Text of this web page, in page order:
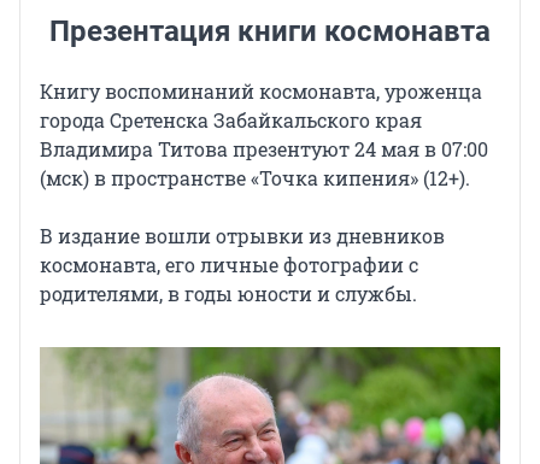
Презентация книги космонавта
Книгу воспоминаний космонавта, уроженца
города Сретенска Забайкальского края
Владимира Титова презентуют 24 мая в 07:00
(мск) в пространстве «Точка кипения» (12+).
В издание вошли отрывки из дневников
космонавта, его личные фотографии с
родителями, в годы юности и службы.